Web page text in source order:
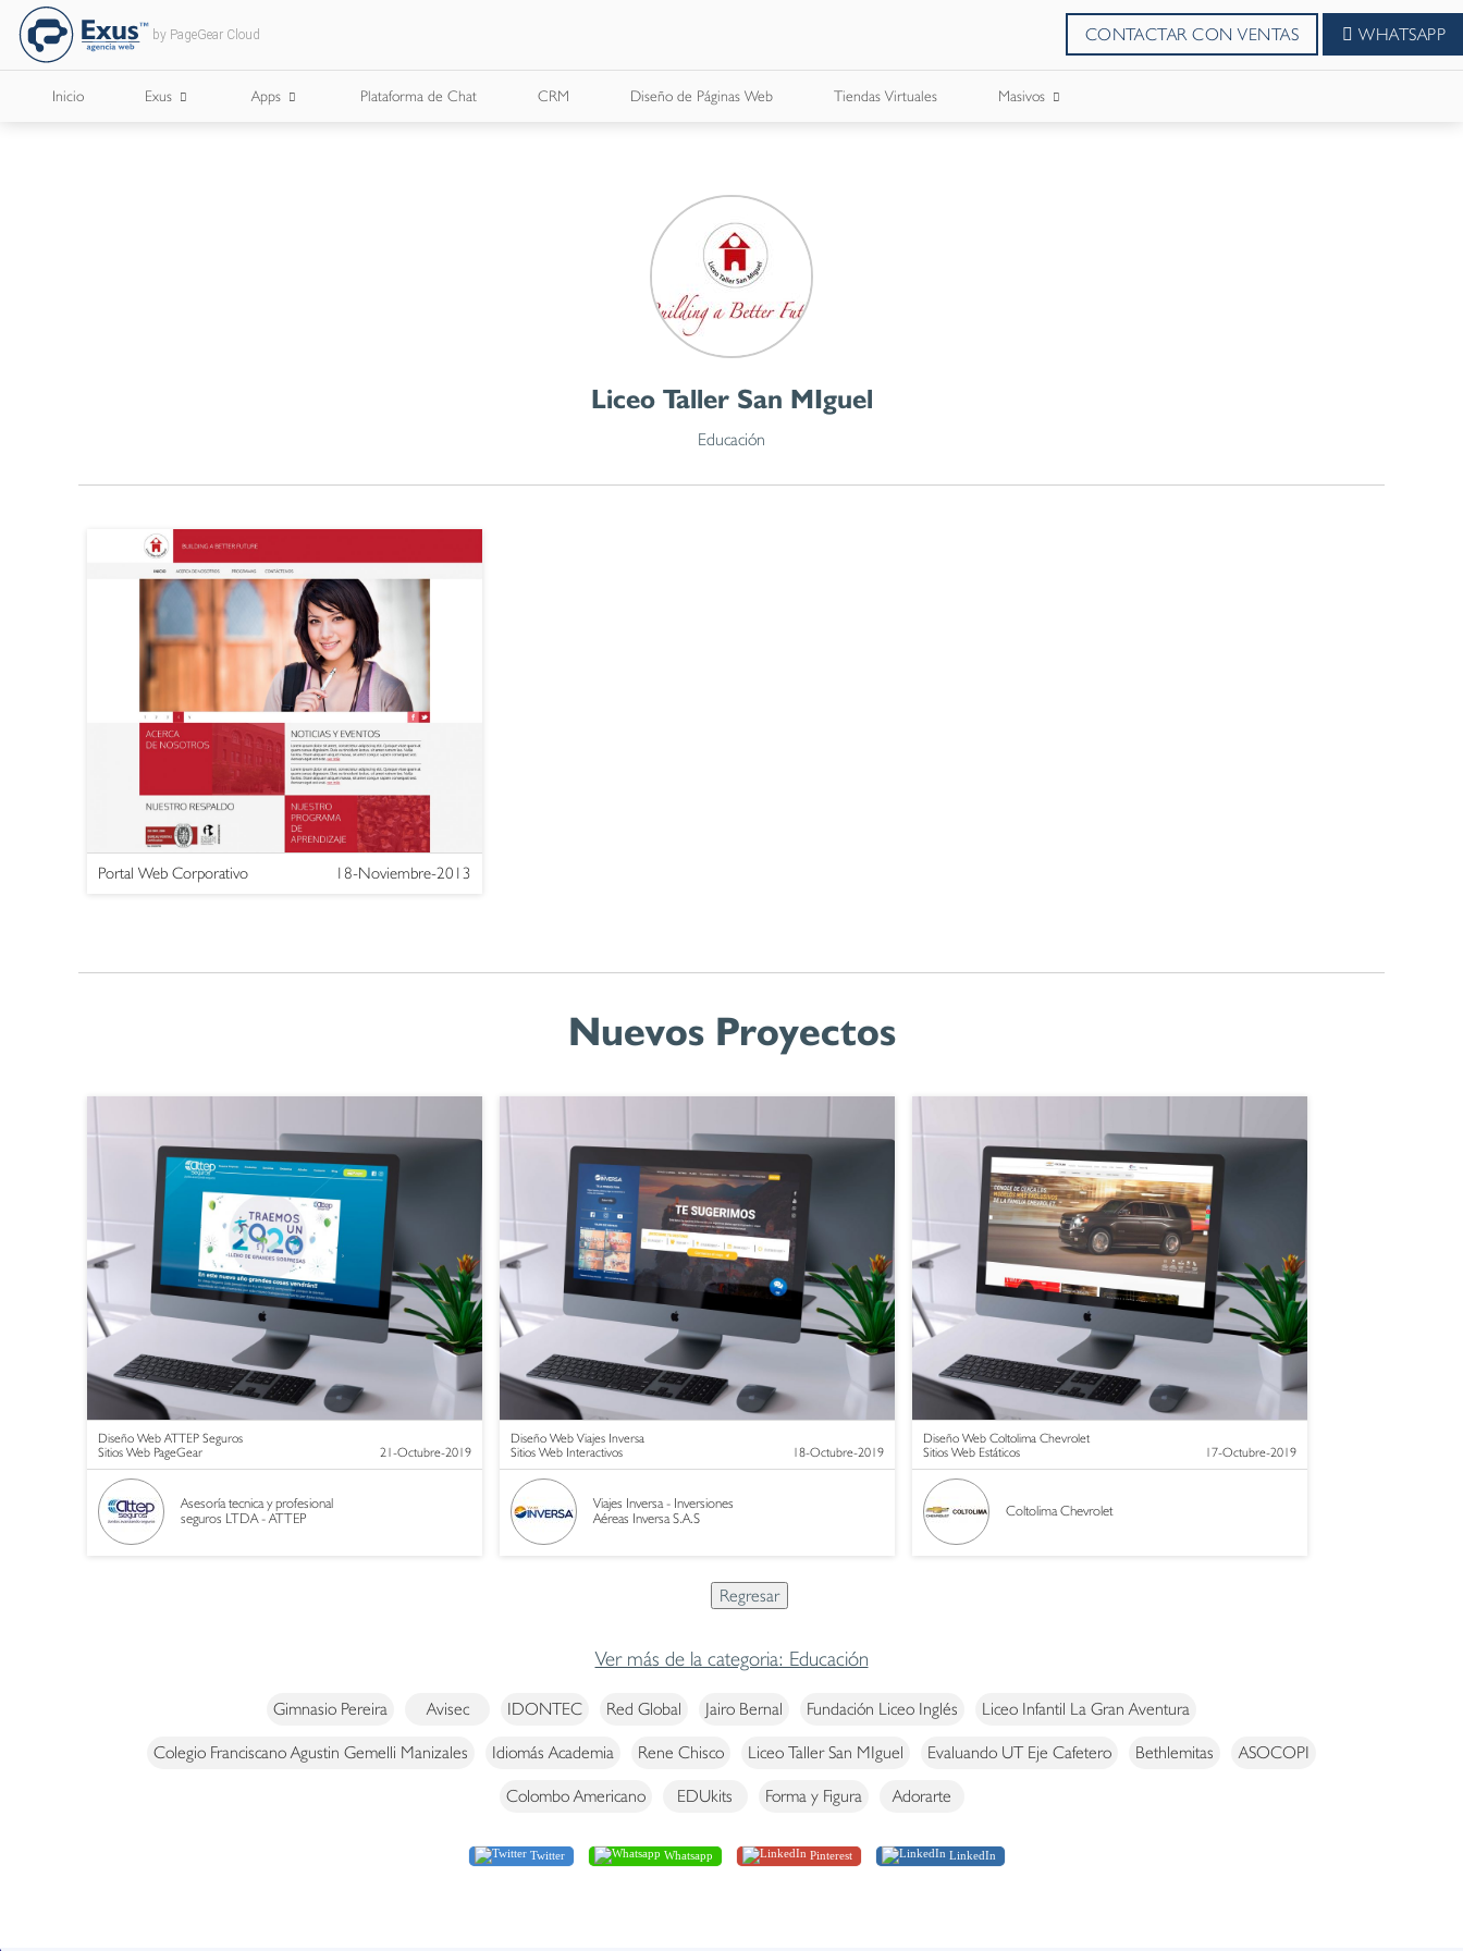
by PageGear Cloud CONTACTAR CON VENTAS WHATSAPP
Inicio Exus Apps Plataforma de Chat CRM Diseño de Páginas Web Tiendas Virtuales Masivos
Liceo Taller San MIguel
Educación
Portal Web Corporativo 18-Noviembre-2013
Nuevos Proyectos
Diseño Web ATTEP Seguros
Sitios Web PageGear
21-Octubre-2019
Asesoría tecnica y profesional
seguros LTDA - ATTEP
Diseño Web Viajes Inversa
Sitios Web Interactivos
18-Octubre-2019
Viajes Inversa - Inversiones
Aéreas Inversa S.A.S
Diseño Web Coltolima Chevrolet
Sitios Web Estáticos
17-Octubre-2019
Coltolima Chevrolet
Ver más de la categoria: Educación
Gimnasio Pereira Avisec IDONTEC Red Global Jairo Bernal Fundación Liceo Inglés Liceo Infantil La Gran Aventura
Colegio Franciscano Agustin Gemelli Manizales Idiomás Academia Rene Chisco Liceo Taller San MIguel Evaluando UT Eje Cafetero Bethlemitas ASOCOPI
Colombo Americano EDUkits Forma y Figura Adorarte
Twitter Whatsapp Pinterest LinkedIn